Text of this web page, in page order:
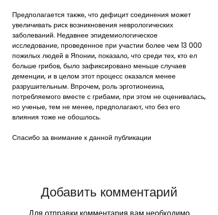
Предполагается также, что дефицит соединения может
увеличивать риск возникновения неврологических
заболеваний. Недавнее эпидемиологическое
исследование, проведенное при участии более чем 13 000
пожилых людей в Японии, показало, что среди тех, кто ел
больше грибов, было зафиксировано меньше случаев
деменции, и в целом этот процесс оказался менее
разрушительным. Впрочем, роль эрготионеина,
потребляемого вместе с грибами, при этом не оценивалась,
но ученые, тем не менее, предполагают, что без его
влияния тоже не обошлось.
Спасибо за внимание к данной публикации
Добавить комментарий